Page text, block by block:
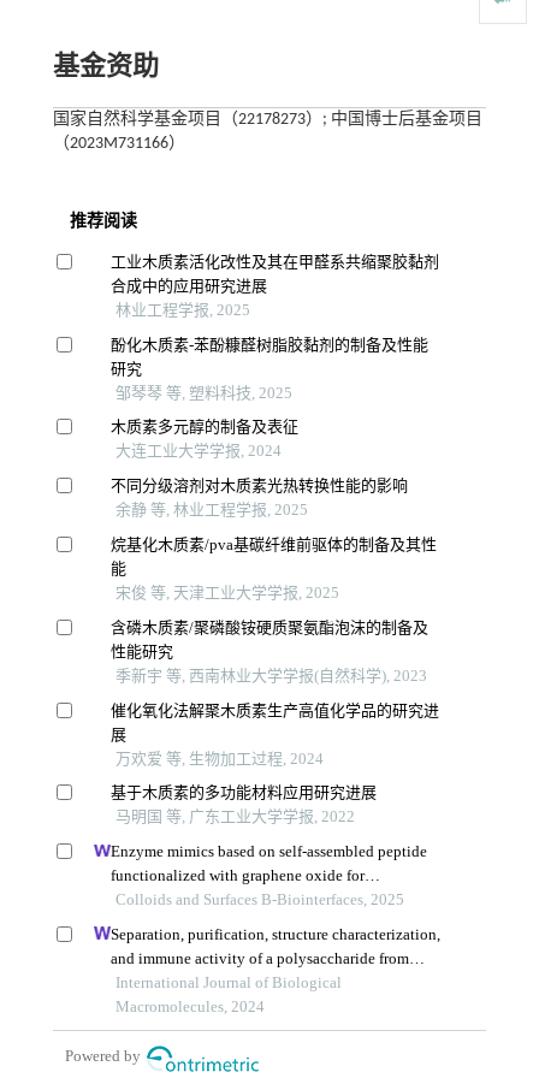
基金资助
国家自然科学基金项目（22178273）; 中国博士后基金项目
（2023M731166）